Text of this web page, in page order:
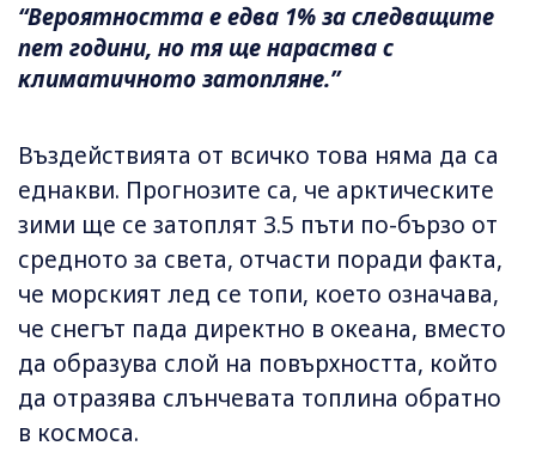
“Вероятността е едва 1% за следващите
пет години, но тя ще нараства с
климатичното затопляне.”
Въздействията от всичко това няма да са
еднакви. Прогнозите са, че арктическите
зими ще се затоплят 3.5 пъти по-бързо от
средното за света, отчасти поради факта,
че морският лед се топи, което означава,
че снегът пада директно в океана, вместо
да образува слой на повърхността, който
да отразява слънчевата топлина обратно
в космоса.